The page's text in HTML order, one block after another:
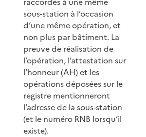
sous-station à l’occasion
d’une même opération, et
non plus par bâtiment. La
preuve de réalisation de
l’opération, l’attestation sur
l’honneur (AH) et les
opérations déposées sur le
registre mentionneront
l’adresse de la sous-station
(et le numéro RNB lorsqu’il
existe).